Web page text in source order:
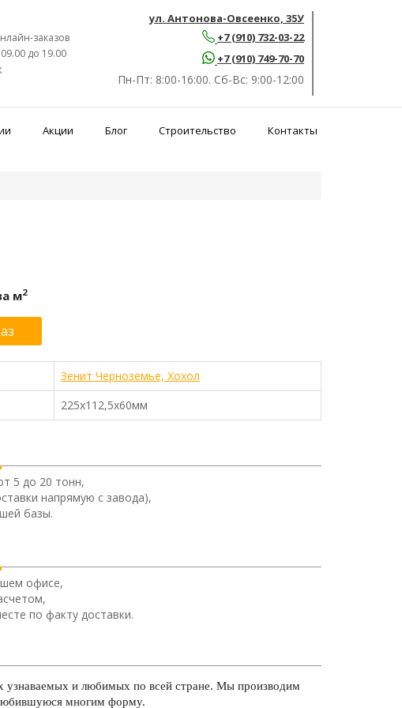
заказов
до 19.00
ул. Антонова-Овсеенко, 35У
+7 (910) 732-03-22
+7 (910) 749-70-70
Пн-Пт: 8:00-16:00. Сб-Вс: 9:00-12:00
Акции Блог Строительство Контакты
м2
Зенит Черноземье, Хохол
225x112,5x60мм
5 до 20 тонн,
напрямую с завода),
базы.
офисе,
по факту доставки.
узнаваемых и любимых по всей стране. Мы производим
многим форму.